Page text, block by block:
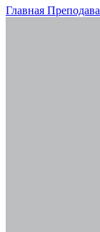
Главная